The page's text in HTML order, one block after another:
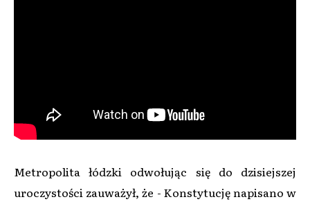
Metropolita łódzki odwołując się do dzisiejszej
uroczystości zauważył, że - Konstytucję napisano w